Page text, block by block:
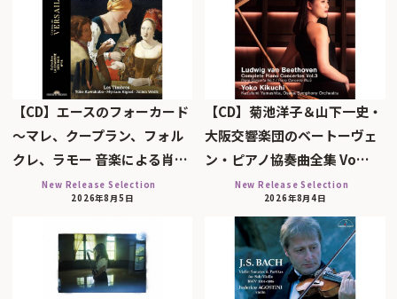
【CD】エースのフォーカード
～マレ、クープラン、フォル
クレ、ラモー 音楽による肖…
New Release Selection
2026年8月5日
【CD】菊池洋子＆山下一史・
大阪交響楽団のベートーヴェ
ン・ピアノ協奏曲全集 Vo…
New Release Selection
2026年8月4日